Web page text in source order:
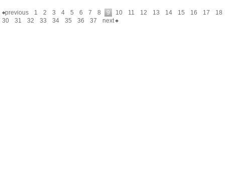
previous 1 2 3 4 5 6 7 8 9 10 11 12 13 14 15 16 17
18
30
31 32 33 34 35 36 37 next